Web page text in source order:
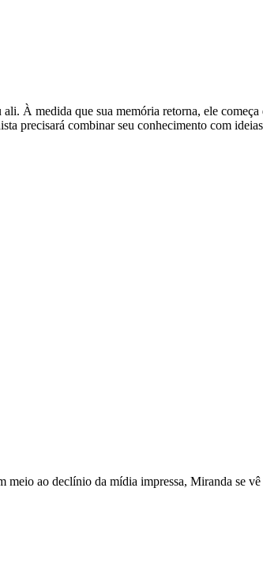
À medida que sua memória retorna, ele começa
precisará combinar seu conhecimento com
meio ao declínio da mídia impressa, Miranda se